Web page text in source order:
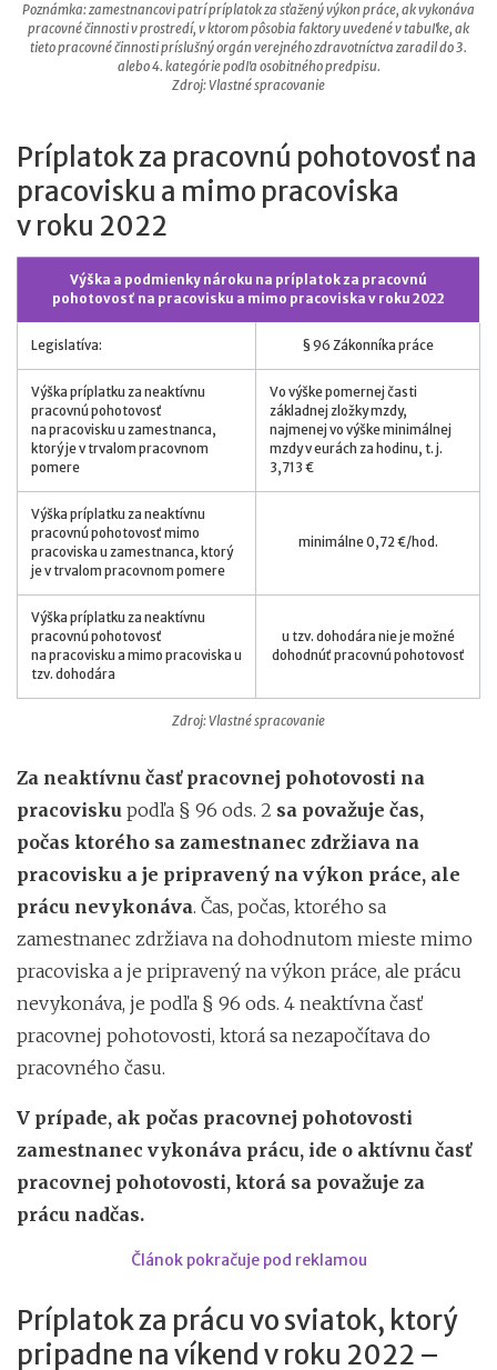
Poznámka: zamestnancovi patrí príplatok za sťažený výkon práce, ak vykonáva
pracovné činnosti v prostredí, v ktorom pôsobia faktory uvedené v tabuľke, ak
tieto pracovné činnosti príslušný orgán verejného zdravotníctva zaradil do 3.
alebo 4. kategórie podľa osobitného predpisu.
Zdroj: Vlastné spracovanie
Príplatok za pracovnú pohotovosť na
pracovisku a mimo pracoviska
v roku 2022
Zdroj: Vlastné spracovanie
Výška a podmienky nároku na príplatok za pracovnú
pohotovosť na pracovisku a mimo pracoviska v roku 2022
Legislatíva: § 96 Zákonníka práce
Výška príplatku za neaktívnu
pracovnú pohotovosť
na pracovisku u zamestnanca,
ktorý je v trvalom pracovnom
pomere
Vo výške pomernej časti
základnej zložky mzdy,
najmenej vo výške minimálnej
mzdy v eurách za hodinu, t. j.
3,713 €
Výška príplatku za neaktívnu
pracovnú pohotovosť mimo
pracoviska u zamestnanca, ktorý
je v trvalom pracovnom pomere
minimálne 0,72 €/hod.
Výška príplatku za neaktívnu
pracovnú pohotovosť
na pracovisku a mimo pracoviska u
tzv. dohodára
u tzv. dohodára nie je možné
dohodnúť pracovnú pohotovosť
Za neaktívnu časť pracovnej pohotovosti na
pracovisku podľa § 96 ods. 2 sa považuje čas,
počas ktorého sa zamestnanec zdržiava na
pracovisku a je pripravený na výkon práce, ale
prácu nevykonáva. Čas, počas, ktorého sa
zamestnanec zdržiava na dohodnutom mieste mimo
pracoviska a je pripravený na výkon práce, ale prácu
nevykonáva, je podľa § 96 ods. 4 neaktívna časť
pracovnej pohotovosti, ktorá sa nezapočítava do
pracovného času.
V prípade, ak počas pracovnej pohotovosti
zamestnanec vykonáva prácu, ide o aktívnu časť
pracovnej pohotovosti, ktorá sa považuje za
prácu nadčas.
Článok pokračuje pod reklamou
Príplatok za prácu vo sviatok, ktorý
pripadne na víkend v roku 2022 –